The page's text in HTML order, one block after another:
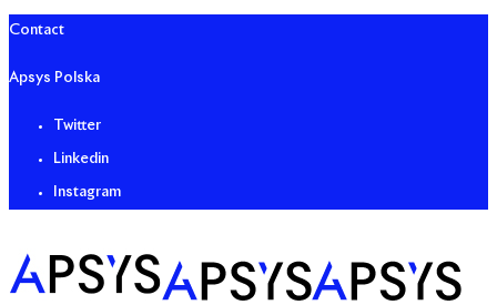
Contact
Apsys Polska
Twitter
Linkedin
Instagram